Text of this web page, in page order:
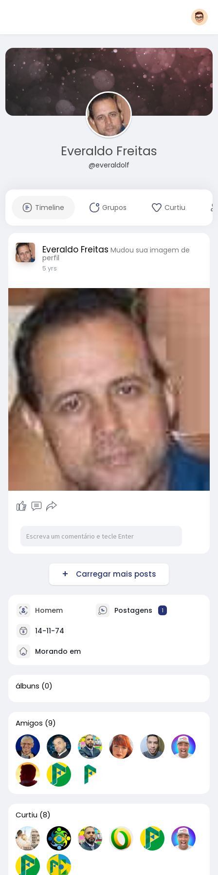
Everaldo Freitas
@everaldolf
Timeline Grupos Curtiu
Everaldo Freitas Mudou sua imagem de
perfil
5 yrs
Carregar mais posts
Homem Postagens 1
14-11-74
Morando em
álbuns (0)
Amigos (9)
Curtiu (8)